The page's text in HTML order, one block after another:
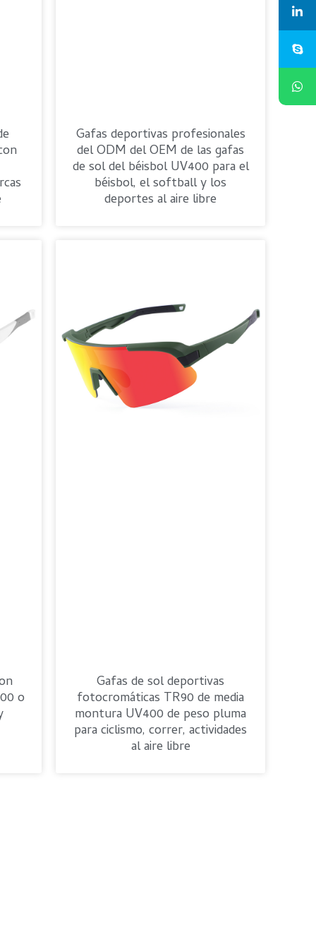
Gafas deportivas profesionales
del ODM del OEM de las gafas
de sol del béisbol UV400 para el
béisbol, el softball y los
deportes al aire libre
o
Gafas de sol deportivas
fotocromáticas TR90 de media
montura UV400 de peso pluma
para ciclismo, correr, actividades
al aire libre